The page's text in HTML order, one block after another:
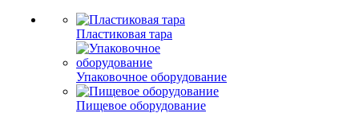
Пластиковая тара
Упаковочное оборудование
Пищевое оборудование